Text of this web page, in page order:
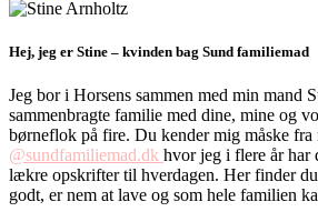
Hej, jeg er Stine – kvinden bag Sund familiemad
Jeg bor i Horsens sammen med min mand
sammenbragte familie med dine, mine og
børneflok på fire. Du kender mig måske fra
@sundfamiliemad.dk hvor jeg i flere år har
lækre opskrifter til hverdagen. Her finder du
godt, er nem at lave og som hele familien